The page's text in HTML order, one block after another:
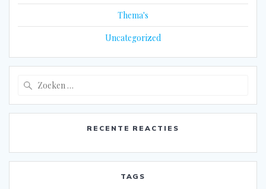
Thema's
Uncategorized
RECENTE REACTIES
TAGS